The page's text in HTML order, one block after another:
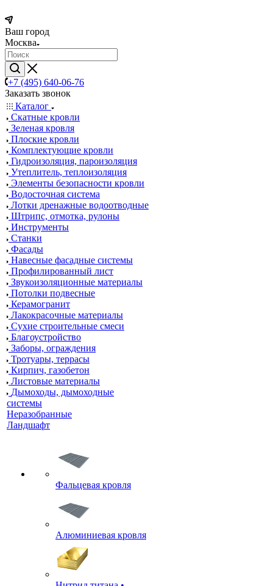
Ваш город
Москва
+7 (495) 640-06-76
Заказать звонок
Каталог
Скатные кровли
Зеленая кровля
Плоские кровли
Комплектующие кровли
Гидроизоляция, пароизоляция
Утеплитель, теплоизоляция
Элементы безопасности кровли
Водосточная система
Лотки дренажные водоотводные
Штрипс, отмотка, рулоны
Инструменты
Станки
Фасады
Навесные фасадные системы
Профилированный лист
Звукоизоляционные материалы
Потолки подвесные
Керамогранит
Лакокрасочные материалы
Сухие строительные смеси
Благоустройство
Заборы, ограждения
Тротуары, террасы
Кирпич, газобетон
Листовые материалы
Дымоходы, дымоходные
системы
Неразобранные
Ландшафт
Фальцевая кровля
Алюминиевая кровля